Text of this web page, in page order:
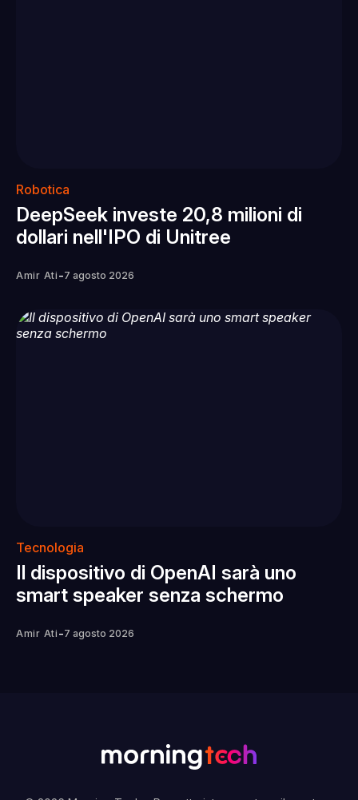
Robotica
DeepSeek investe 20,8 milioni di
dollari nell'IPO di Unitree
Amir Ati -7 agosto 2026
Tecnologia
Il dispositivo di OpenAI sarà uno
smart speaker senza schermo
Amir Ati -7 agosto 2026